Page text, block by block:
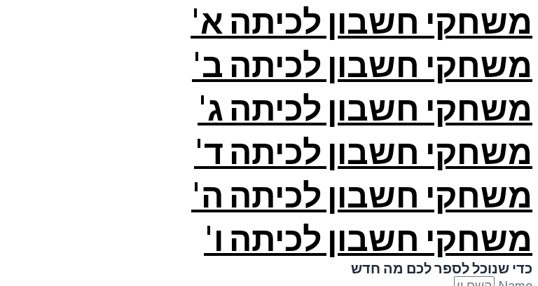
משחקי חשבון לכיתה א'
משחקי חשבון לכיתה ב'
משחקי חשבון לכיתה ג'
משחקי חשבון לכיתה ד'
משחקי חשבון לכיתה ה'
משחקי חשבון לכיתה ו'
כדי שנוכל לספר לכם מה חדש